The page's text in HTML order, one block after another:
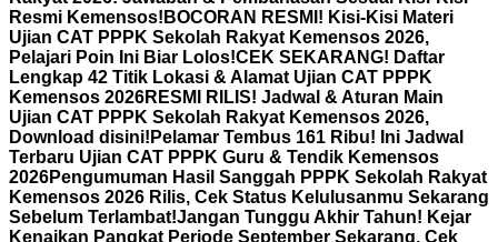
Resmi Kemensos! BOCORAN RESMI! Kisi-Kisi Materi
Ujian CAT PPPK Sekolah Rakyat Kemensos 2026,
Pelajari Poin Ini Biar Lolos!CEK SEKARANG! Daftar
Lengkap 42 Titik Lokasi & Alamat Ujian CAT PPPK
Kemensos 2026RESMI RILIS! Jadwal & Aturan Main
Ujian CAT PPPK Sekolah Rakyat Kemensos 2026,
Download disini! Pelamar Tembus 161 Ribu! Ini Jadwal
Terbaru Ujian CAT PPPK Guru & Tendik Kemensos
2026Pengumuman Hasil Sanggah PPPK Sekolah Rakyat
Kemensos 2026 Rilis, Cek Status Kelulusanmu Sekarang
Sebelum Terlambat!Jangan Tunggu Akhir Tahun! Kejar
Kenaikan Pangkat Periode September Sekarang, Cek